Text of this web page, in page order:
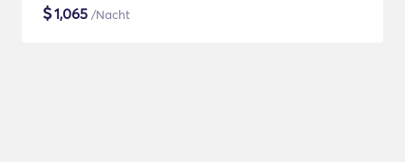
$1,065 /Nacht